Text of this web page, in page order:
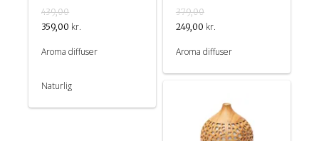
439,00
359,00 kr.
Aroma diffuser
Naturlig
379,00
249,00 kr.
Aroma diffuser